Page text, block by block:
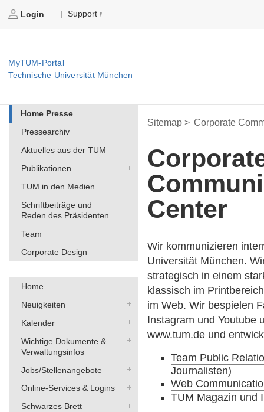
Login | Support
MyTUM-Portal
Technische Universität München
Home Presse
Pressearchiv
Aktuelles aus der TUM
Publikationen
TUM in den Medien
Schriftbeiträge und
Reden des Präsidenten
Team
Corporate Design
Home
Neuigkeiten
Kalender
Wichtige Dokumente &
Verwaltungsinfos
Jobs/Stellenangebote
Online-Services & Logins
Schwarzes Brett
Sitemap > Corporate
Center
Wir kommunizieren
Universität München.
strategisch in einem
klassisch im
im Web. Wir bespielen
Instagram und Youtube
www.tum.de und
Team Public
Journalisten)
Web
TUM Magazin und